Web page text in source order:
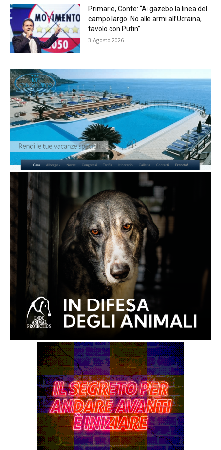
Primarie, Conte: “Ai gazebo la linea del
campo largo. No alle armi all’Ucraina,
tavolo con Putin”.
3 Agosto 2026